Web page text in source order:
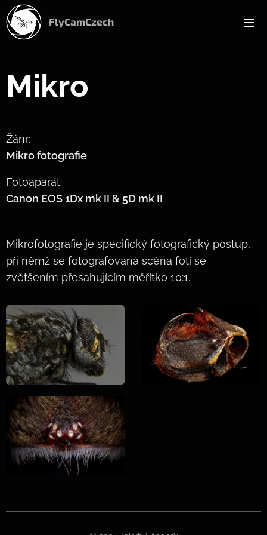
FlyCamCzech
Mikro
Žánr:
Mikro fotografie
Fotoaparát:
Canon EOS 1Dx mk II & 5D mk II
Mikrofotografie je specifický fotografický postup,
při němž se fotografovaná scéna fotí se
zvětšením přesahujícím měřítko 10:1.